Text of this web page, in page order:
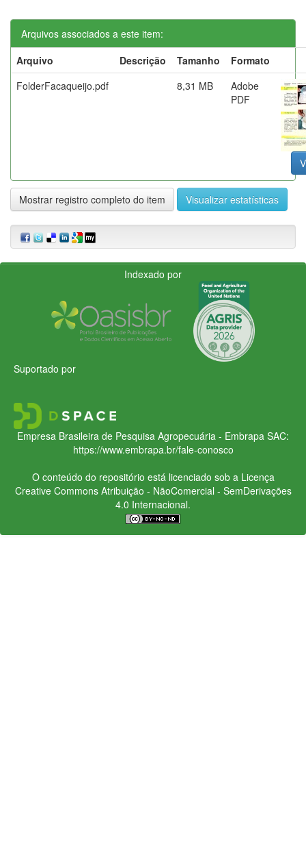
Arquivos associados a este item:
Arquivo
Descrição Tamanho
Formato
FolderFacaqueijo.pdf
8,31 MB
Adobe
PDF
Mostrar registro completo do item Visualizar estatísticas
Indexado por
Suportado por
Empresa Brasileira de Pesquisa Agropecuária - Embrapa SAC:
https://www.embrapa.br/fale-conosco
O conteúdo do repositório está licenciado sob a Licença
Creative CommonsAtribuição - NãoComercial - SemDerivações
4.0 Internacional.